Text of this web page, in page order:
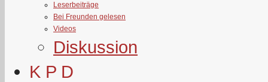
Leserbeiträge
Bei Freunden gelesen
Videos
Diskussion
K P D